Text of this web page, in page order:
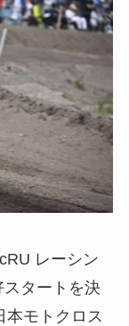
レーシン
スタートを決
本モトクロス